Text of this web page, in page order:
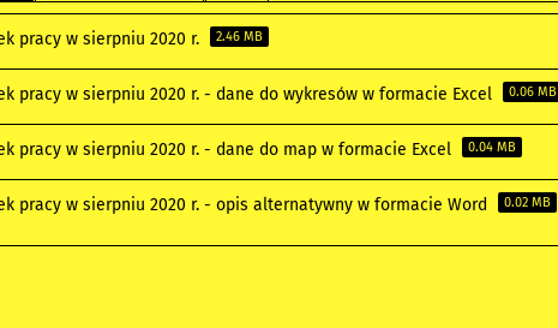
pracy w sierpniu 2020 r. 2.46 MB
pracy w sierpniu 2020 r. - dane do wykresów w formacie Excel 0.06 MB
pracy w sierpniu 2020 r. - dane do map w formacie Excel 0.04 MB
pracy w sierpniu 2020 r. - opis alternatywny w formacie Word 0.02 MB